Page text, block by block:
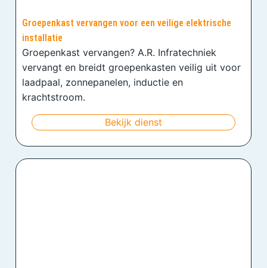
Groepenkast vervangen voor een veilige elektrische
installatie
Groepenkast vervangen? A.R. Infratechniek
vervangt en breidt groepenkasten veilig uit voor
laadpaal, zonnepanelen, inductie en
krachtstroom.
Bekijk dienst